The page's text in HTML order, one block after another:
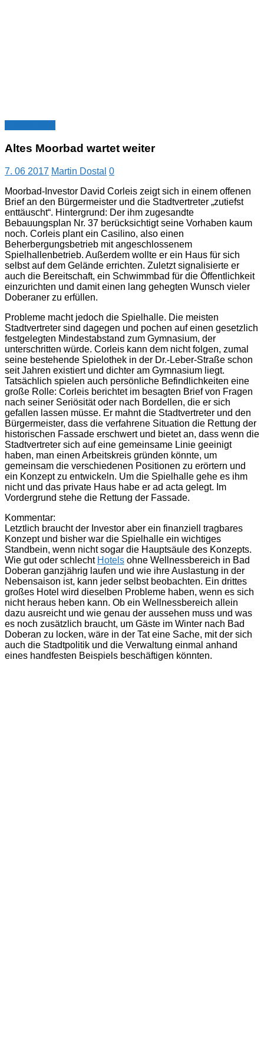
Altes Moorbad wartet weiter
7. 06 2017 Martin Dostal 0
Moorbad-Investor David Corleis zeigt sich in einem offenen
Brief an den Bürgermeister und die Stadtvertreter „zutiefst
enttäuscht“. Hintergrund: Der ihm zugesandte
Bebauungsplan Nr. 37 berücksichtigt seine Vorhaben kaum
noch. Corleis plant ein Casilino, also einen
Beherbergungsbetrieb mit angeschlossenem
Spielhallenbetrieb. Außerdem wollte er ein Haus für sich
selbst auf dem Gelände errichten. Zuletzt signalisierte er
auch die Bereitschaft, ein Schwimmbad für die Öffentlichkeit
einzurichten und damit einen lang gehegten Wunsch vieler
Doberaner zu erfüllen.
Probleme macht jedoch die Spielhalle. Die meisten
Stadtvertreter sind dagegen und pochen auf einen gesetzlich
festgelegten Mindestabstand zum Gymnasium, der
unterschritten würde. Corleis kann dem nicht folgen, zumal
seine bestehende Spielothek in der Dr.-Leber-Straße schon
seit Jahren existiert und dichter am Gymnasium liegt.
Tatsächlich spielen auch persönliche Befindlichkeiten eine
große Rolle: Corleis berichtet im besagten Brief von Fragen
nach seiner Seriösität oder nach Bordellen, die er sich
gefallen lassen müsse. Er mahnt die Stadtvertreter und den
Bürgermeister, dass die verfahrene Situation die Rettung der
historischen Fassade erschwert und bietet an, dass wenn die
Stadtvertreter sich auf eine gemeinsame Linie geeinigt
haben, man einen Arbeitskreis gründen könnte, um
gemeinsam die verschiedenen Positionen zu erörtern und
ein Konzept zu entwickeln. Um die Spielhalle gehe es ihm
nicht und das private Haus habe er ad acta gelegt. Im
Vordergrund stehe die Rettung der Fassade.
Kommentar:
Letztlich braucht der Investor aber ein finanziell tragbares
Konzept und bisher war die Spielhalle ein wichtiges
Standbein, wenn nicht sogar die Hauptsäule des Konzepts.
Wie gut oder schlecht Hotels ohne Wellnessbereich in Bad
Doberan ganzjährig laufen und wie ihre Auslastung in der
Nebensaison ist, kann jeder selbst beobachten. Ein drittes
großes Hotel wird dieselben Probleme haben, wenn es sich
nicht heraus heben kann. Ob ein Wellnessbereich allein
dazu ausreicht und wie genau der aussehen muss und was
es noch zusätzlich braucht, um Gäste im Winter nach Bad
Doberan zu locken, wäre in der Tat eine Sache, mit der sich
auch die Stadtpolitik und die Verwaltung einmal anhand
eines handfesten Beispiels beschäftigen könnten.